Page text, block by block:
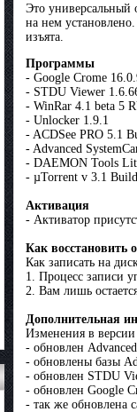
Это универсальный
на нем
изъята.
Программы
- Google Crome
- STDU Viewer
- WinRar 4.1 beta 5
- Unlocker 1.9.1
- ACDSee PRO 5.1
- Advanced
- DAEMON Tools
- µTorrent v 3.1
Активация
- Активатор
Как восстановить
Как записать на
1. Процесс записи
2. Вам лишь
Дополнительная
Изменения в
- обновлен
- обновлены базы
- обновлен STDU
- обновлен Google
- так же обновлена